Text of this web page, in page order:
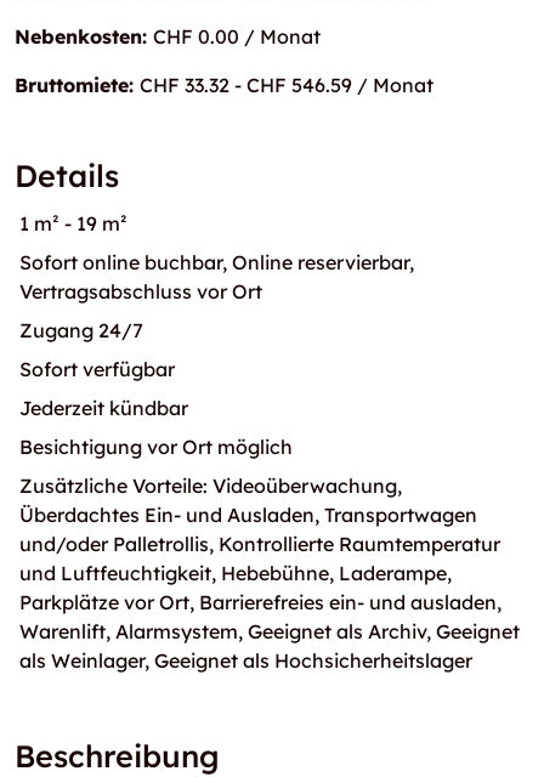
Nebenkosten: CHF 0.00 / Monat
Bruttomiete: CHF 33.32 - CHF 546.59 / Monat
Details
1 m² - 19 m²
Sofort online buchbar, Online reservierbar,
Vertragsabschluss vor Ort
Zugang 24/7
Sofort verfügbar
Jederzeit kündbar
Besichtigung vor Ort möglich
Zusätzliche Vorteile: Videoüberwachung,
Überdachtes Ein- und Ausladen, Transportwagen
und/oder Palletrollis, Kontrollierte Raumtemperatur
und Luftfeuchtigkeit, Hebebühne, Laderampe,
Parkplätze vor Ort, Barrierefreies ein- und ausladen,
Warenlift, Alarmsystem, Geeignet als Archiv, Geeignet
als Weinlager, Geeignet als Hochsicherheitslager
Beschreibung